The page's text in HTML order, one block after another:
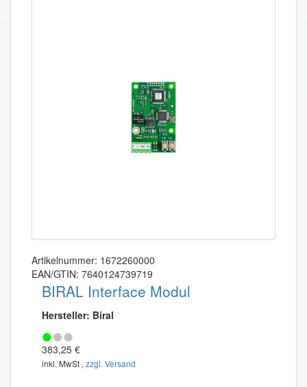
Artikelnummer: 1672260000
EAN/GTIN: 7640124739719
BIRAL Interface Modul
Hersteller: Biral
383,25 €
inkl. MwSt , zzgl. Versand